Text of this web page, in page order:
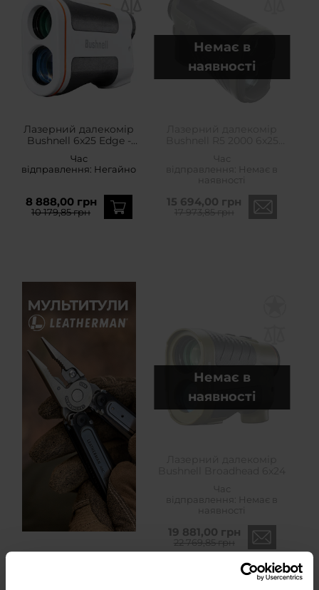
Лазерний далекомір
Bushnell 6x25 Edge -
Час
відправлення: Негайно
8 888,00 грн
10 179,85 грн
Немає в
наявності
Час
відправлення: Немає в
наявності
15 694,00 грн
17 973,85 грн
Немає в
наявності
Час
відправлення: Немає в
наявності
19 881,00 грн
22 769,85 грн